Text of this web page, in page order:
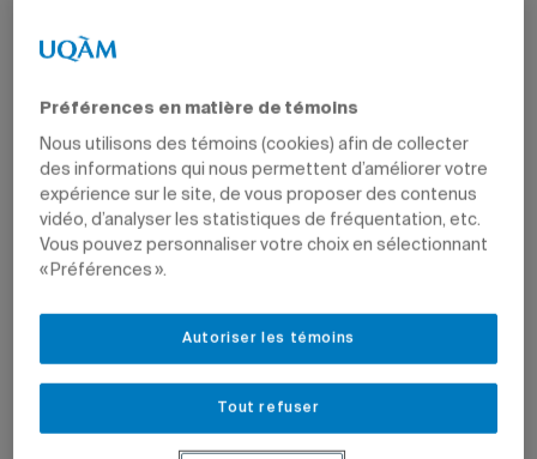
L’artiste Gabrielle Turbide crée des écosystèmes
expérimentaux composés de plantes et de
micro-organismes.
ENVIRONNEMENT TÊTES D'AFFICHE
Gabrielle Turbide. Photo: courtoisie
18 juin 2026 à 10 h 47
Mis à jour le 23 juin 2026 à 14 h 12
Préférences en matière de témoins
Nous utilisons des témoins (cookies) afin de collecter
des informations qui nous permettent d’améliorer votre
expérience sur le site, de vous proposer des contenus
vidéo, d’analyser les statistiques de fréquentation, etc.
Vous pouvez personnaliser votre choix en sélectionnant
« Préférences ».
Tout refuser
Autoriser les témoins